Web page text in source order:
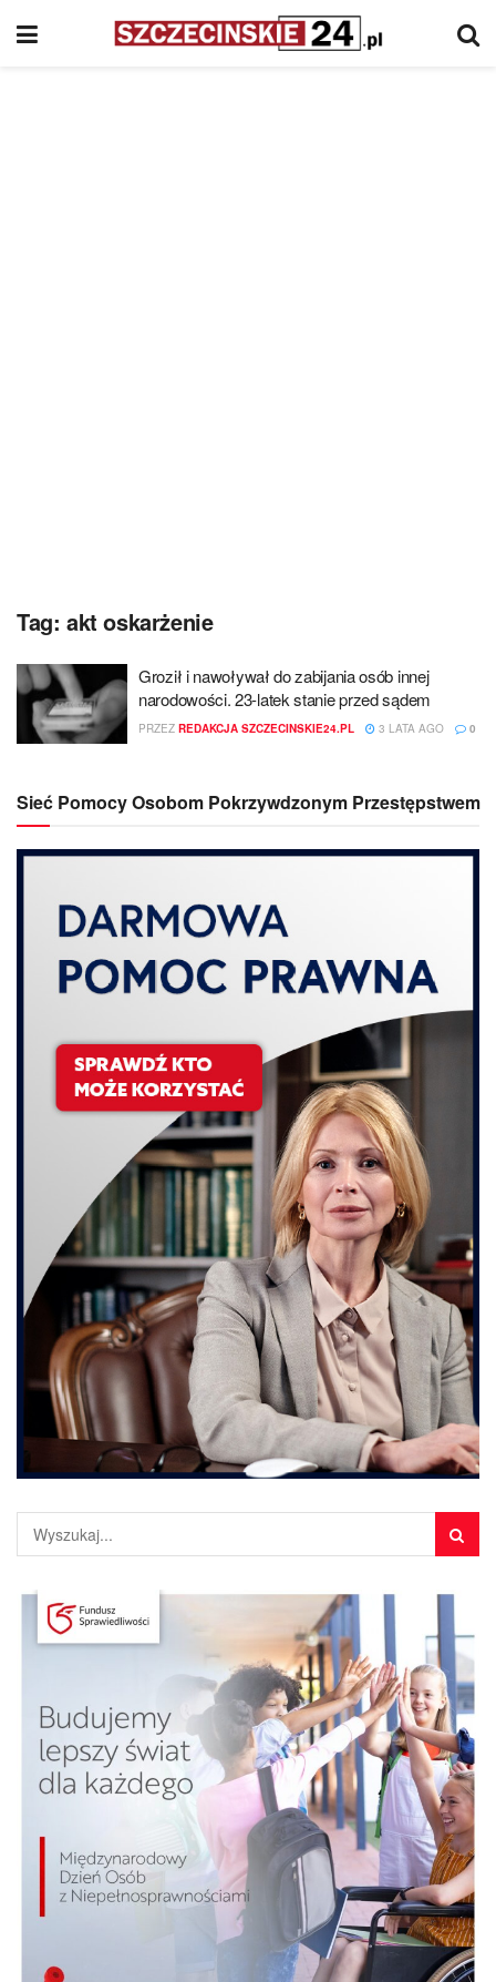
Tag: akt oskarżenie
Groził i nawoływał do zabijania osób innej
narodowości. 23-latek stanie przed sądem
PRZEZ REDAKCJA SZCZECINSKIE24.PL 3 LATA AGO 0
Sieć Pomocy Osobom Pokrzywdzonym Przestępstwem